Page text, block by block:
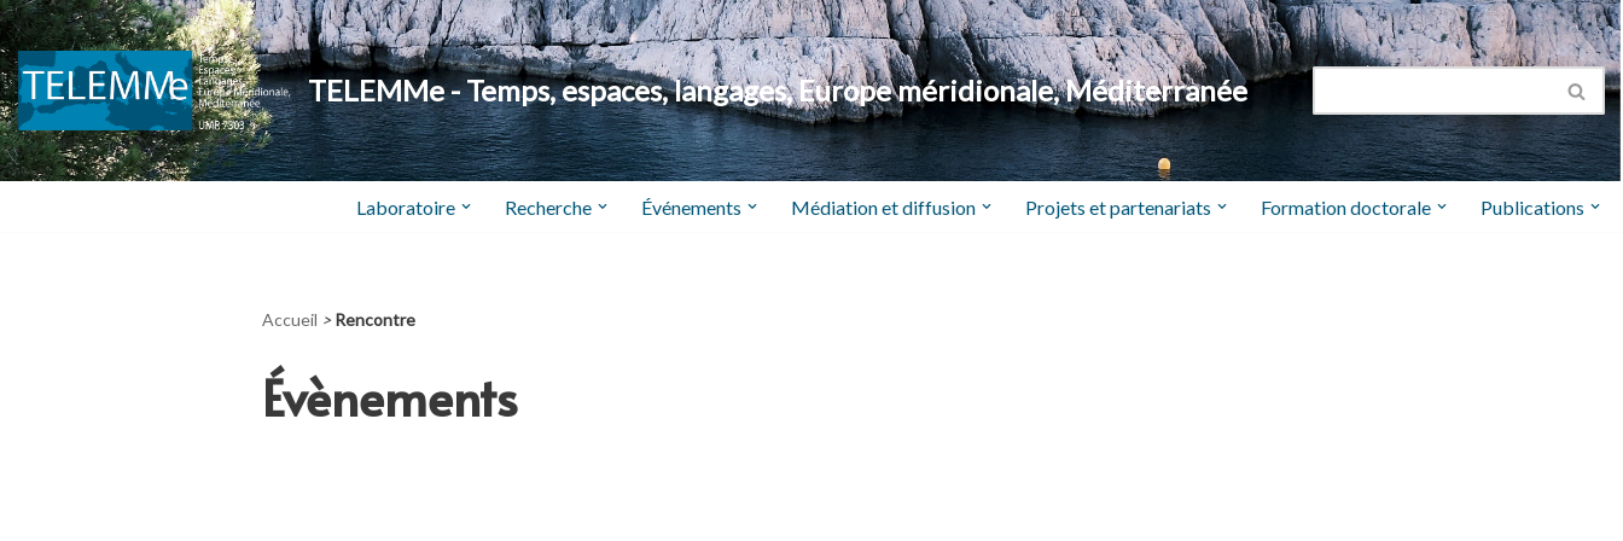
Aller
au
contenu
TELEMMe - Temps, espaces, langages, Europe méridionale, Méditerranée
Laboratoire Recherche Événements Médiation et diffusion Projets et partenariats Formation doctorale Publications
Accueil > Rencontre
Évènements